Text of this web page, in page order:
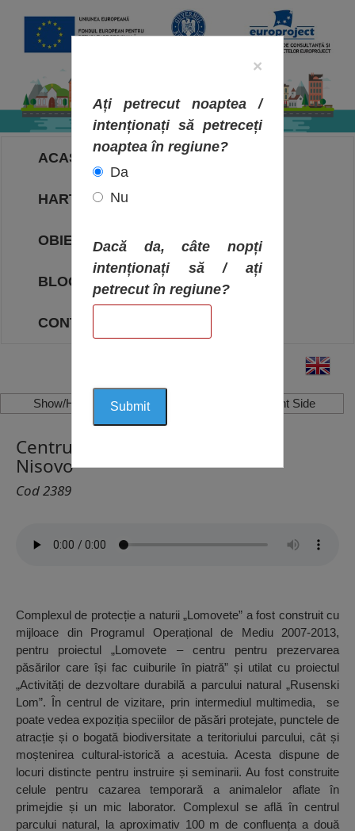
ACASA
HARTA OBIECTIVELOR
OBIECTIVE
BLOG
CONTACT
Show/Hide Left Side Show/Hide Right Side
Centrul de Vizitatori Lomovete,
Nisovo
Cod 2389
Complexul de protecție a naturii „Lomovete” a fost construit cu
mijloace din Programul Operațional de Mediu 2007-2013,
pentru proiectul „Lomovete – centru pentru prezervarea
păsărilor care își fac cuiburile în piatră” și utilat cu proiectul
„Activități de dezvoltare durabilă a parcului natural „Rusenski
Lom”. În centrul de vizitare, prin intermediul multimedia, se
poate vedea expoziția speciilor de păsări protejate, punctele de
atracție și o bogată biodiversitate a teritoriului parcului, cât și
moștenirea cultural-istorică a acestuia. Acesta dispune de
locuri distincte pentru instruire și seminarii. Au fost construite
celule pentru cazarea temporară a animalelor aflate în
primejdie și un mic laborator. Complexul se află în centrul
parcului natural, la aproximativ 100 m de confluența a două
×
Ați petrecut noaptea /
intenționați să petreceți
noaptea în regiune?
Da
Nu
Dacă da, câte nopți
intenționați să / ați
petrecut în regiune?